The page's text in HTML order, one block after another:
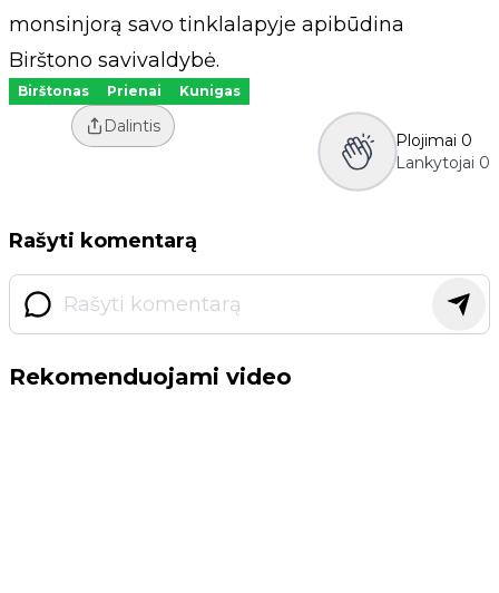
monsinjorą savo tinklalapyje apibūdina
Birštono savivaldybė.
Birštonas Prienai Kunigas
Dalintis
Plojimai 0
Lankytojai 0
Rašyti komentarą
Rekomenduojami video